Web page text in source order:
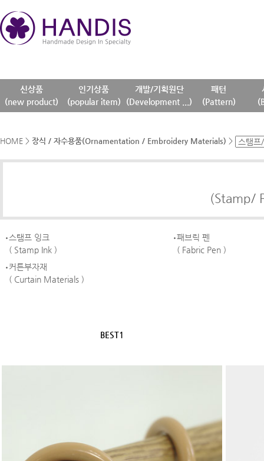
신상품
(new product)
인기상품
(popular item)
개발/기획원단
(Development ...)
패턴
(Pattern)
HOME > 장식 / 자수용품(Ornamentation / Embroidery Materials) >
(Stamp/
스탬프 잉크
( Stamp Ink )
패브릭 펜
( Fabric Pen )
커튼부자재
( Curtain Materials )
BEST1